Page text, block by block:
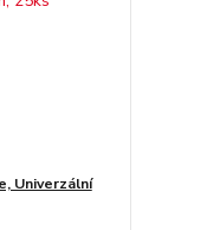
Univerzální